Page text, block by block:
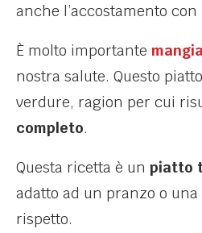
anche l’accostamento con
È molto importante
nostra salute. Questo
verdure, ragion per cui
completo.
Questa ricetta è un piatto
adatto ad un pranzo o
rispetto.